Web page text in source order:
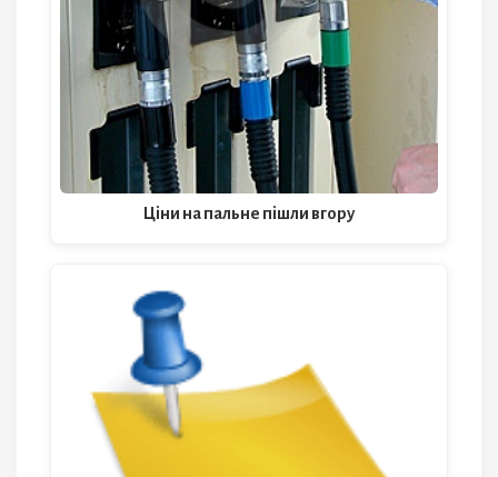
Ціни на пальне пішли вгору